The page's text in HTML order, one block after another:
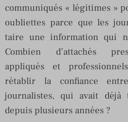
communiqués « légitimes »
oubliettes parce que les
taire une information qui
Combien d’attachés
appliqués et
rétablir la confiance
journalistes, qui avait déjà
depuis plusieurs années ?